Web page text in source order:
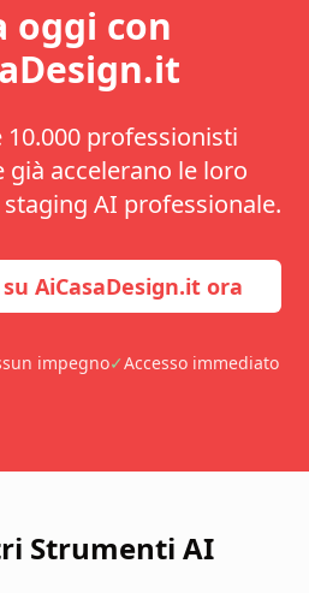
oggi con
professionisti
accelerano le loro
AI professionale.
AiCasaDesign.it ora
impegno✓Accesso immediato
Strumenti AI